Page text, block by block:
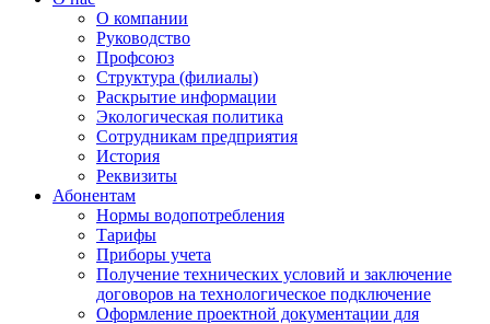
О компании
Руководство
Профсоюз
Структура (филиалы)
Раскрытие информации
Экологическая политика
Сотрудникам предприятия
История
Реквизиты
Абонентам
Нормы водопотребления
Тарифы
Приборы учета
Получение технических условий и заключение
договоров на технологическое подключение
Оформление проектной документации для